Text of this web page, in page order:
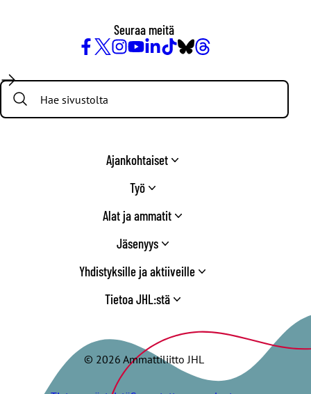
Seuraa meitä
/
Twitter
Search:
Ajankohtaiset
Työ
Alat ja ammatit
Jäsenyys
Yhdistyksille ja aktiiveille
Tietoa JHL:stä
© 2026 Ammattiliitto JHL